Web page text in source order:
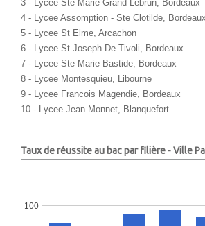
3 - Lycee Ste Marie Grand Lebrun, Bordeaux
4 - Lycee Assomption - Ste Clotilde, Bordeaux
5 - Lycee St Elme, Arcachon
6 - Lycee St Joseph De Tivoli, Bordeaux
7 - Lycee Ste Marie Bastide, Bordeaux
8 - Lycee Montesquieu, Libourne
9 - Lycee Francois Magendie, Bordeaux
10 - Lycee Jean Monnet, Blanquefort
Taux de réussite au bac par filière - Ville
100